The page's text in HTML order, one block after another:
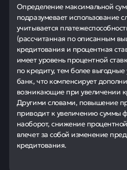
Определение максимальной
подразумевает использование
учитывается
(рассчитанная по описанным
кредитования и процентная
имеет уровень процентной
по кредиту, тем более
банк, что компенсирует
возникающие при увеличении
Другими словами, повышение
приводит к увеличению суммы
наоборот, снижение
влечет за собой изменение
кредитования.